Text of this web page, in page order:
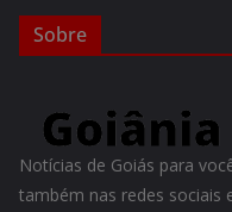
Sobre
Notícias de Goiás para
também nas redes sociais